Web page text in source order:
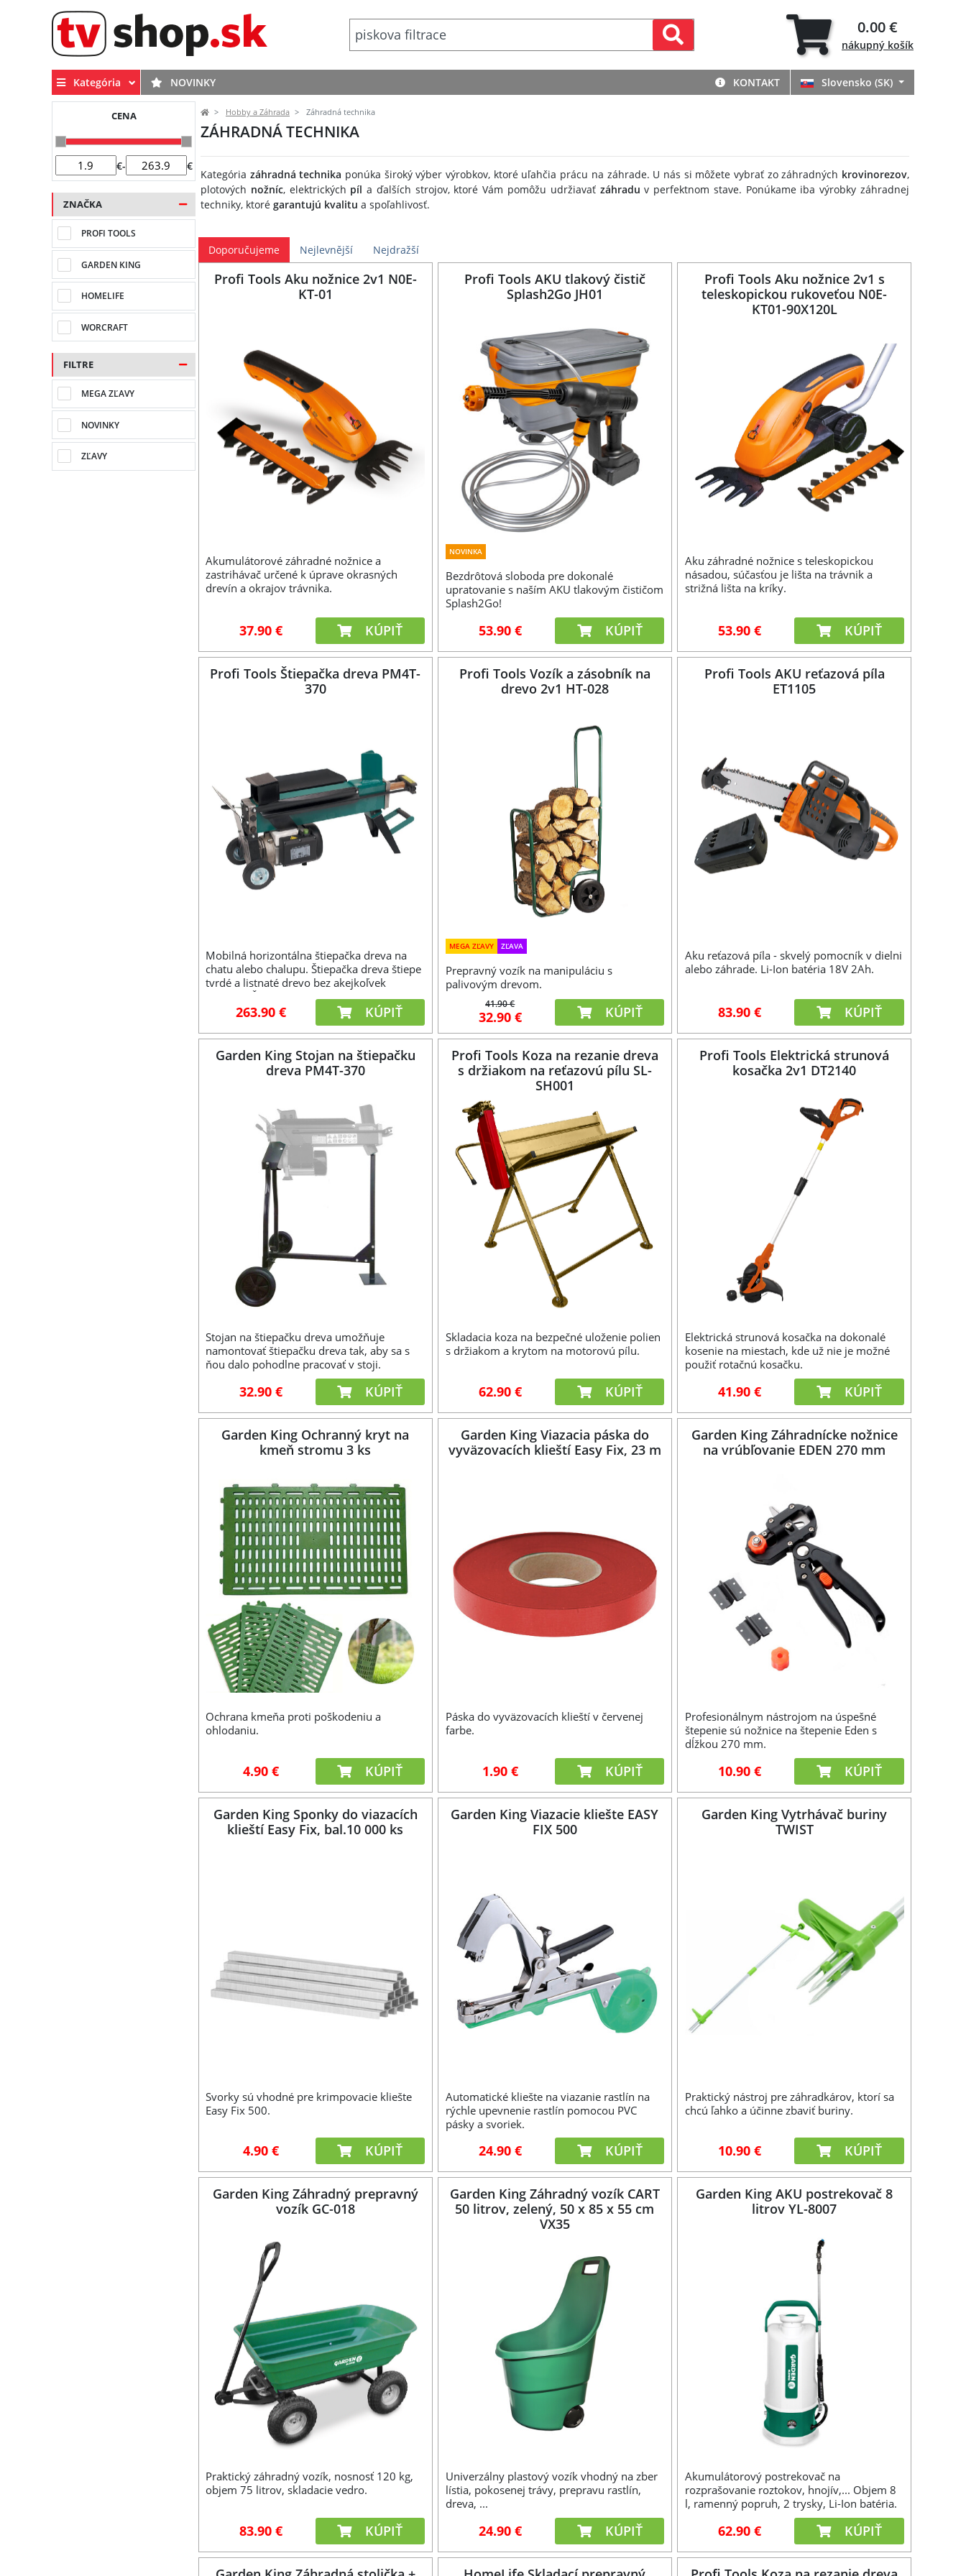
0.00 €
nákupný košík
Kategória NOVINKY KONTAKT Slovensko (SK)
CENA
€- €
ZNAČKA
PROFI TOOLS
GARDEN KING
HOMELIFE
WORCRAFT
FILTRE
MEGA ZĽAVY
NOVINKY
ZĽAVY
Hobby a Záhrada Záhradná technika
ZÁHRADNÁ TECHNIKA
Kategória záhradná technika ponúka široký výber výrobkov, ktoré uľahčia prácu na záhrade. U nás si môžete vybrať zo záhradných krovinorezov,
plotových nožníc, elektrických píl a ďalších strojov, ktoré Vám pomôžu udržiavať záhradu v perfektnom stave. Ponúkame iba výrobky záhradnej
techniky, ktoré garantujú kvalitu a spoľahlivosť.
Doporučujeme Nejlevnější Nejdražší
Profi Tools Aku nožnice 2v1 N0E-
KT-01
Akumulátorové záhradné nožnice a
zastrihávač určené k úprave okrasných
drevín a okrajov trávnika.
37.90 € KÚPIŤ
Profi Tools AKU tlakový čistič
Splash2Go JH01
NOVINKA
Bezdrôtová sloboda pre dokonalé
upratovanie s naším AKU tlakovým čističom
Splash2Go!
53.90 € KÚPIŤ
Profi Tools Aku nožnice 2v1 s
teleskopickou rukoveťou N0E-
KT01-90X120L
Aku záhradné nožnice s teleskopickou
násadou, súčasťou je lišta na trávnik a
strižná lišta na kríky.
53.90 € KÚPIŤ
Profi Tools Štiepačka dreva PM4T-
370
Mobilná horizontálna štiepačka dreva na
chatu alebo chalupu. Štiepačka dreva štiepe
tvrdé a listnaté drevo bez akejkoľvek
námahy. Štiepačka dreva je neoceniteľným
nástrojom.263.90 € KÚPIŤ
Profi Tools Vozík a zásobník na
drevo 2v1 HT-028
MEGA ZĽAVY ZĽAVA
Prepravný vozík na manipuláciu s
palivovým drevom.
41.90 €
32.90 € KÚPIŤ
Profi Tools AKU reťazová píla
ET1105
Aku reťazová píla - skvelý pomocník v dielni
alebo záhrade. Li-Ion batéria 18V 2Ah.
83.90 € KÚPIŤ
Garden King Stojan na štiepačku
dreva PM4T-370
Stojan na štiepačku dreva umožňuje
namontovať štiepačku dreva tak, aby sa s
ňou dalo pohodlne pracovať v stoji.
32.90 € KÚPIŤ
Profi Tools Koza na rezanie dreva
s držiakom na reťazovú pílu SL-
SH001
Skladacia koza na bezpečné uloženie polien
s držiakom a krytom na motorovú pílu.
62.90 € KÚPIŤ
Profi Tools Elektrická strunová
kosačka 2v1 DT2140
Elektrická strunová kosačka na dokonalé
kosenie na miestach, kde už nie je možné
použiť rotačnú kosačku.
41.90 € KÚPIŤ
Garden King Ochranný kryt na
kmeň stromu 3 ks
Ochrana kmeňa proti poškodeniu a
ohlodaniu.
4.90 € KÚPIŤ
Garden King Viazacia páska do
vyväzovacích klieští Easy Fix, 23 m
Páska do vyväzovacích klieští v červenej
farbe.
1.90 € KÚPIŤ
Garden King Záhradnícke nožnice
na vrúbľovanie EDEN 270 mm
Profesionálnym nástrojom na úspešné
štepenie sú nožnice na štepenie Eden s
dĺžkou 270 mm.
10.90 € KÚPIŤ
Garden King Sponky do viazacích
klieští Easy Fix, bal.10 000 ks
Svorky sú vhodné pre krimpovacie kliešte
Easy Fix 500.
4.90 € KÚPIŤ
Garden King Viazacie kliešte EASY
FIX 500
Automatické kliešte na viazanie rastlín na
rýchle upevnenie rastlín pomocou PVC
pásky a svoriek.
24.90 € KÚPIŤ
Garden King Vytrhávač buriny
TWIST
Praktický nástroj pre záhradkárov, ktorí sa
chcú ľahko a účinne zbaviť buriny.
10.90 € KÚPIŤ
Garden King Záhradný prepravný
vozík GC-018
Praktický záhradný vozík, nosnosť 120 kg,
objem 75 litrov, skladacie vedro.
83.90 € KÚPIŤ
Garden King Záhradný vozík CART
50 litrov, zelený, 50 x 85 x 55 cm
VX35
Univerzálny plastový vozík vhodný na zber
lístia, pokosenej trávy, prepravu rastlín,
dreva, ...
24.90 € KÚPIŤ
Garden King AKU postrekovač 8
litrov YL-8007
Akumulátorový postrekovač na
rozprašovanie roztokov, hnojív,... Objem 8
l, ramenný popruh, 2 trysky, Li-Ion batéria.
62.90 € KÚPIŤ